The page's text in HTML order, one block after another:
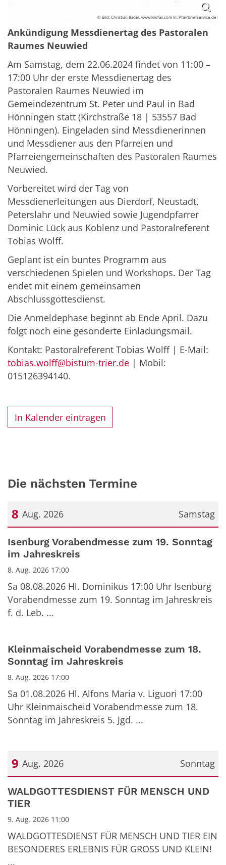
© Bild: Christian Badel, www.kikifax.com In: Pfarrbriefservice.de
Ankündigung Messdienertag des Pastoralen
Raumes Neuwied
Am Samstag, dem 22.06.2024 findet von 11:00 –
17:00 Uhr der erste Messdienertag des
Pastoralen Raumes Neuwied im
Gemeindezentrum St. Peter und Paul in Bad
Hönningen statt (Kirchstraße 18 | 53557 Bad
Hönningen). Eingeladen sind Messdienerinnen
und Messdiener aus den Pfarreien und
Pfarreiengemeinschaften des Pastoralen Raumes
Neuwied.
Vorbereitet wird der Tag von
Messdienerleitungen aus Dierdorf, Neustadt,
Peterslahr und Neuwied sowie Jugendpfarrer
Dominic Lück aus Koblenz und Pastoralreferent
Tobias Wolff.
Geplant ist ein buntes Programm aus
verschiedenen Spielen und Workshops. Der Tag
endet mit einem gemeinsamen
Abschlussgottesdienst.
Die Anmeldephase beginnt ab Ende April. Dazu
folgt noch eine gesonderte Einladungsmail.
Kontakt: Pastoralreferent Tobias Wolff | E-Mail:
tobias.wolff@bistum-trier.de | Mobil:
015126394140.
In Kalender eintragen
Die nächsten Termine
Samstag
8 Aug. 2026
Datum: 8. August 2026
Isenburg Vorabendmesse zum 19. Sonntag
im Jahreskreis
8. Aug. 2026 17:00
Sa 08.08.2026 Hl. Dominikus 17:00 Uhr Isenburg
Vorabendmesse zum 19. Sonntag im Jahreskreis
f. d. Leb. ...
Kleinmaischeid Vorabendmesse zum 18.
Sonntag im Jahreskreis
8. Aug. 2026 17:00
Sa 01.08.2026 Hl. Alfons Maria v. Liguori 17:00
Uhr Kleinmaischeid Vorabendmesse zum 18.
Sonntag im Jahreskreis 5. Jgd. ...
Sonntag
9 Aug. 2026
Datum: 9. August 2026
WALDGOTTESDIENST FÜR MENSCH UND
TIER
9. Aug. 2026 11:00
WALDGOTTESDIENST FÜR MENSCH UND TIER EIN
BESONDERES ERLEBNIS FÜR GROSS UND KLEIN!
...